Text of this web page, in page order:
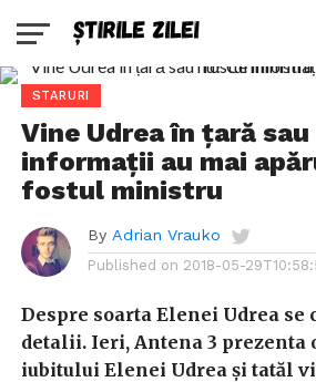
STARURI
Vine Udrea în țară sau
informații au mai
fostul ministru
By Adrian Vrauko
Published on 2018-05-
Despre soarta Elenei Udrea se
detalii. Ieri, Antena 3 prezenta
iubitului Elenei Udrea și tatăl